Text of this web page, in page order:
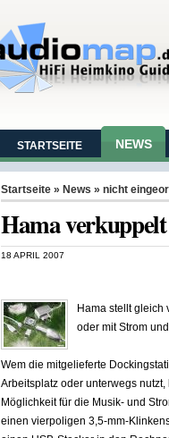
STARTSEITE NEWS
Startseite » News » nicht
Hama
18 APRIL 2007
Hama stellt gleich
oder mit Strom
Wem die mitgelieferte
Arbeitsplatz oder unterwegs
Möglichkeit für die Musik- und
einen vierpoligen 3,5-mm-